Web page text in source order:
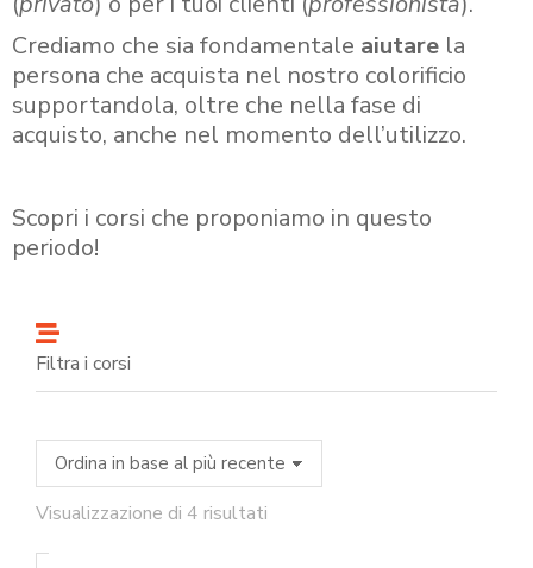
Crediamo che sia fondamentale aiutare la
persona che acquista nel nostro colorificio
supportandola, oltre che nella fase di
acquisto, anche nel momento dell’utilizzo.
Scopri i corsi che proponiamo in questo
periodo!
Filtra i corsi
Visualizzazione di 4 risultati